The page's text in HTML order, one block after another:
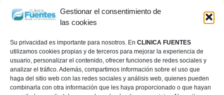
Gestionar el consentimiento de
las cookies
Su privacidad es importante para nosotros. En CLINICA FUENTES
utilizamos cookies propias y de terceros para mejorar la experiencia de
usuario, personalizar el contenido, ofrecer funciones de redes sociales y
analizar el tráfico. Además, compartimos información sobre el uso que
haga del sitio web con las redes sociales y análisis web, quienes pueden
combinarla con otra información que les haya proporcionado o que hayan